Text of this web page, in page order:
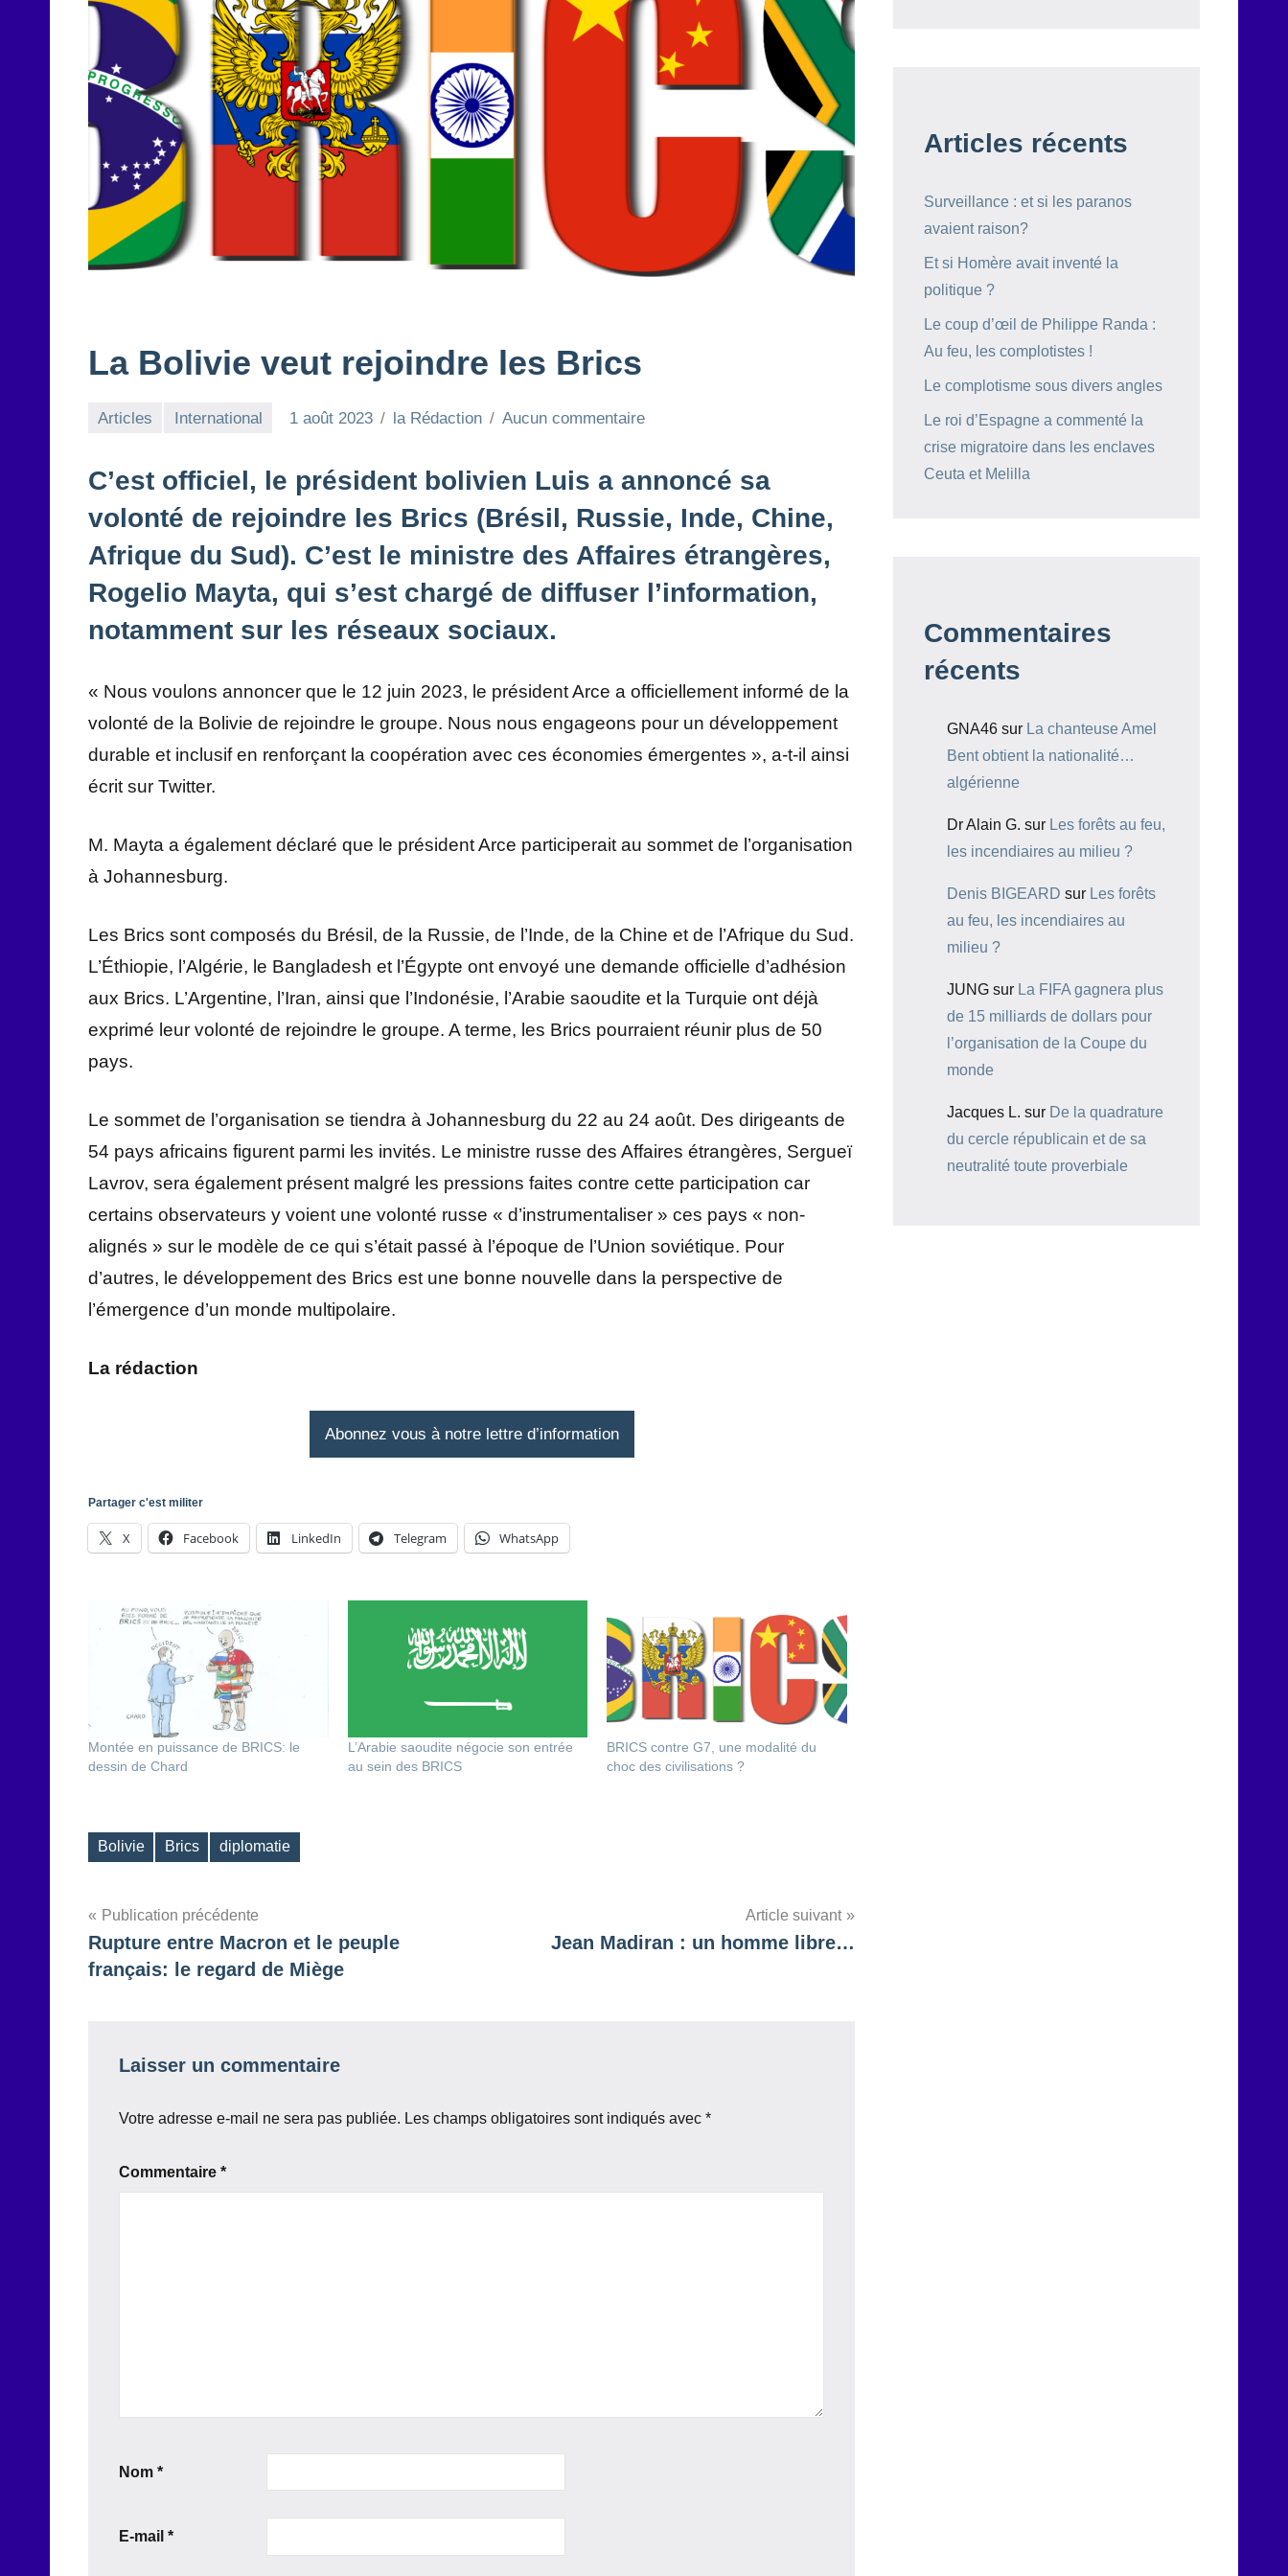
La Bolivie veut rejoindre les Brics
Articles International 1 août 2023 la Rédaction Aucun commentaire
C’est officiel, le président bolivien Luis a annoncé sa
volonté de rejoindre les Brics (Brésil, Russie, Inde, Chine,
Afrique du Sud). C’est le ministre des Affaires étrangères,
Rogelio Mayta, qui s’est chargé de diffuser l’information,
notamment sur les réseaux sociaux.
« Nous voulons annoncer que le 12 juin 2023, le président Arce a officiellement informé de la
volonté de la Bolivie de rejoindre le groupe. Nous nous engageons pour un développement
durable et inclusif en renforçant la coopération avec ces économies émergentes », a-t-il ainsi
écrit sur Twitter.
M. Mayta a également déclaré que le président Arce participerait au sommet de l’organisation
à Johannesburg.
Les Brics sont composés du Brésil, de la Russie, de l’Inde, de la Chine et de l’Afrique du Sud.
L’Éthiopie, l’Algérie, le Bangladesh et l’Égypte ont envoyé une demande officielle d’adhésion
aux Brics. L’Argentine, l’Iran, ainsi que l’Indonésie, l’Arabie saoudite et la Turquie ont déjà
exprimé leur volonté de rejoindre le groupe. A terme, les Brics pourraient réunir plus de 50
pays.
Le sommet de l’organisation se tiendra à Johannesburg du 22 au 24 août. Des dirigeants de
54 pays africains figurent parmi les invités. Le ministre russe des Affaires étrangères, Sergueï
Lavrov, sera également présent malgré les pressions faites contre cette participation car
certains observateurs y voient une volonté russe « d’instrumentaliser » ces pays « non-
alignés » sur le modèle de ce qui s’était passé à l’époque de l’Union soviétique. Pour
d’autres, le développement des Brics est une bonne nouvelle dans la perspective de
l’émergence d’un monde multipolaire.
La rédaction
Abonnez vous à notre lettre d’information
Partager c'est militer
X Facebook LinkedIn Telegram WhatsApp
Montée en puissance de BRICS: le
dessin de Chard
L’Arabie saoudite négocie son entrée
au sein des BRICS
BRICS contre G7, une modalité du
choc des civilisations ?
Étiquettes
Bolivie Brics diplomatie
Navigation
de
Publication précédente
Rupture entre Macron et le peuple
français: le regard de Miège
Article suivant
Jean Madiran : un homme libre…
Laisser un commentaire
Votre adresse e-mail ne sera pas publiée. Les champs obligatoires sont indiqués avec *
Commentaire *
Nom *
E-mail *
Articles récents
Surveillance : et si les paranos
avaient raison?
Et si Homère avait inventé la
politique ?
Le coup d’œil de Philippe Randa :
Au feu, les complotistes !
Le complotisme sous divers angles
Le roi d’Espagne a commenté la
crise migratoire dans les enclaves
Ceuta et Melilla
Commentaires
récents
GNA46 sur La chanteuse Amel
Bent obtient la nationalité…
algérienne
Dr Alain G. sur Les forêts au feu,
les incendiaires au milieu ?
Denis BIGEARD sur Les forêts
au feu, les incendiaires au
milieu ?
JUNG sur La FIFA gagnera plus
de 15 milliards de dollars pour
l’organisation de la Coupe du
monde
Jacques L. sur De la quadrature
du cercle républicain et de sa
neutralité toute proverbiale